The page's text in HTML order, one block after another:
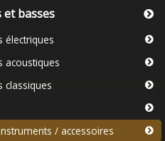
et basses
électriques
acoustiques
classiques
/ accessoires